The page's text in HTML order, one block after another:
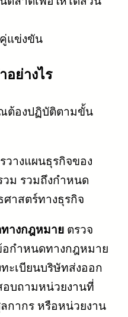
คู่แข่งขัน
อย่างไร
ต้องปฏิบัติตามขั้น
วางแผนธุรกิจของ
ม รวมถึงกำหนด
าสตร์ทางธุรกิจ
างกฎหมาย ตรวจ
กำหนดทางกฎหมาย
ะเบียนบริษัทส่งออก
บถามหน่วยงานที่
กากร หรือหน่วยงาน